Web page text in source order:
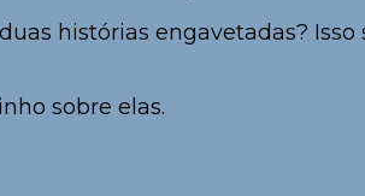
histórias engavetadas?
sobre elas.